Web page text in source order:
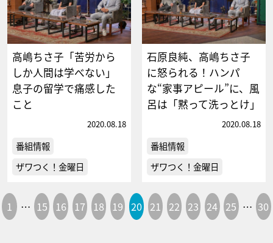
高嶋ちさ子「苦労から
しか人間は学べない」
息子の留学で痛感した
こと
2020.08.18
番組情報
ザワつく！金曜日
石原良純、高嶋ちさ子
に怒られる！ハンパ
な“家事アピール”に、風
呂は「黙って洗っとけ」
2020.08.18
番組情報
ザワつく！金曜日
1 … 15 16 17 18 19 20 21 22 23 24 25 … 30